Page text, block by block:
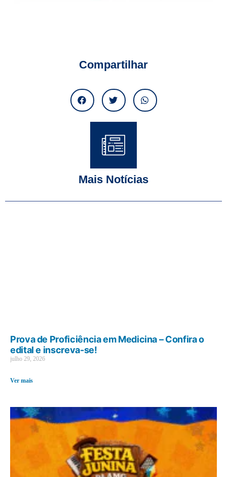
Compartilhar
Mais Notícias
Prova de Proficiência em Medicina – Confira o
edital e inscreva-se!
julho 29, 2026
Ver mais